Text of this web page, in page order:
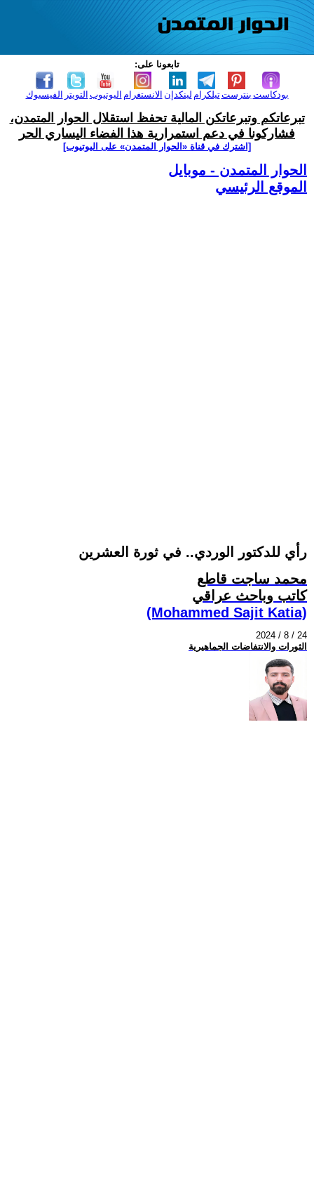
تابعونا على:
الفيسبوك التويتر اليوتيوب الانستغرام لينكدإن تيلكرامبنترست بودكاست
تبرعاتكم وتبرعاتكن المالية تحفظ استقلال الحوار المتمدن،
فشاركونا في دعم استمرارية هذا الفضاء اليساري الحر
[اشترك في قناة ‫«الحوار المتمدن» على اليوتيوب]
الحوار المتمدن - موبايل
الموقع الرئيسي
رأي للدكتور الوردي.. في ثورة العشرين
محمد ساجت قاطع
كاتب وباحث عراقي
(Mohammed Sajit Katia)
2024 / 8 / 24
الثورات والانتفاضات الجماهيرية